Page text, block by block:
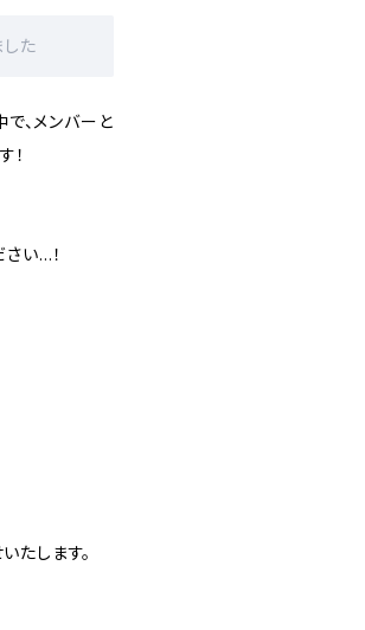
た
、メンバーと
！
い…！
たします。